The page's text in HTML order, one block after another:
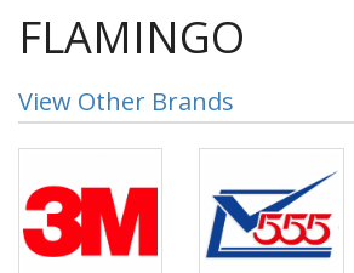
FLAMINGO
View Other Brands